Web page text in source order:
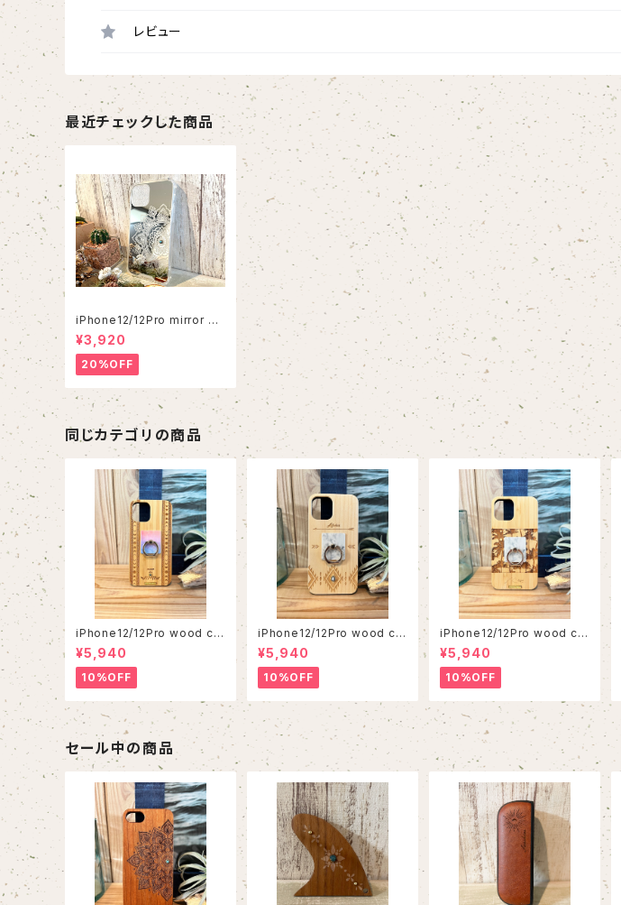
レビュー
最近チェックした商品
iPhone12/12Pro mirror ca
se
¥3,920
20%OFF
同じカテゴリの商品
iPhone12/12Pro wood ca
se
¥5,940
10%OFF
iPhone12/12Pro wood ca
se
¥5,940
10%OFF
iPhone12/12Pro wood ca
se
¥5,940
10%OFF
セール中の商品